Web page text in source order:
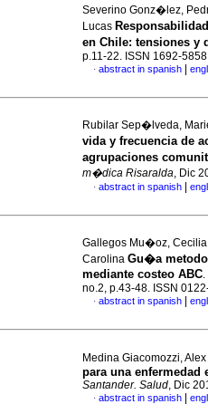
Severino Gonz�lez,
Lucas
en Chile: tensiones y
p.11-22. ISSN 1692-5858
· abstract in spanish
Rubilar Sep�lveda,
vida y frecuencia de
agrupaciones
m�dica Risaralda, Dic
· abstract in spanish
Gallegos Mu�oz,
Carolina Gu�a
mediante costeo ABC.
no.2, p.43-48. ISSN
· abstract in spanish
Medina Giacomozzi,
para una enfermedad
Santander. Salud, Dic
· abstract in spanish